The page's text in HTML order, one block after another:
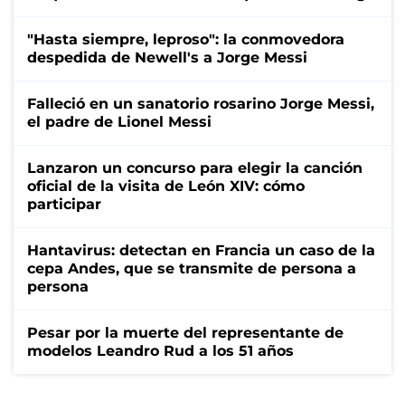
"Hasta siempre, leproso": la conmovedora
despedida de Newell's a Jorge Messi
Falleció en un sanatorio rosarino Jorge Messi,
el padre de Lionel Messi
Lanzaron un concurso para elegir la canción
oficial de la visita de León XIV: cómo
participar
Hantavirus: detectan en Francia un caso de la
cepa Andes, que se transmite de persona a
persona
Pesar por la muerte del representante de
modelos Leandro Rud a los 51 años